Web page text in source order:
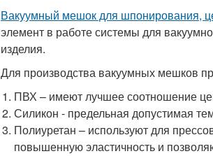
Вакуумный мешок для шпонирования,
элемент в работе системы для
изделия.
Для производства вакуумных мешков
ПВХ – имеют лучшее соотношение
Силикон - предельная допустимая
Полиуретан – используют для
повышенную эластичность и